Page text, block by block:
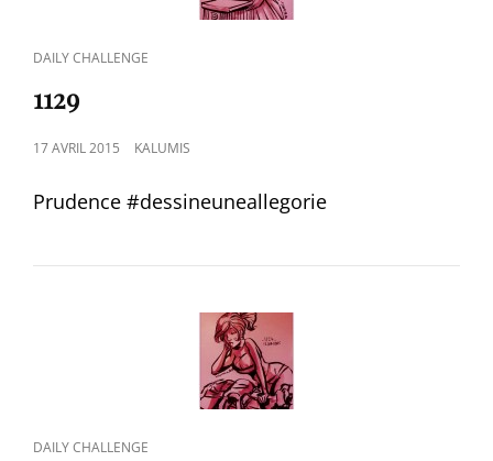
CAT
DAILY CHALLENGE
1129
POSTED
17 AVRIL 2015 KALUMIS
Prudence #‎dessineuneallegorie‬
CAT
DAILY CHALLENGE